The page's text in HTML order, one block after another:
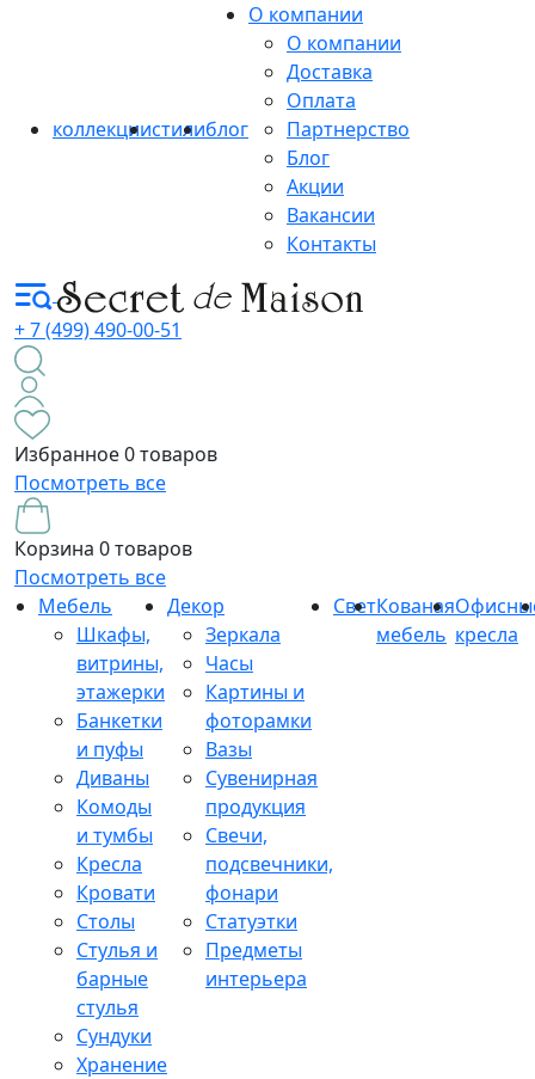
коллекциистилиблог
О компании
О компании
Доставка
Оплата
Партнерство
Блог
Акции
Вакансии
Контакты
+ 7 (499) 490-00-51
Избранное0 товаров
Посмотреть все
Корзина 0 товаров
Посмотреть все
Мебель
Шкафы,
витрины,
этажерки
Банкетки
и пуфы
Диваны
Комоды
и тумбы
Кресла
Кровати
Столы
Стулья и
барные
стулья
Сундуки
Хранение
Декор
Зеркала
Часы
Картины и
фоторамки
Вазы
Сувенирная
продукция
Свечи,
подсвечники,
фонари
Статуэтки
Предметы
интерьера
СветКованая
мебель кресла